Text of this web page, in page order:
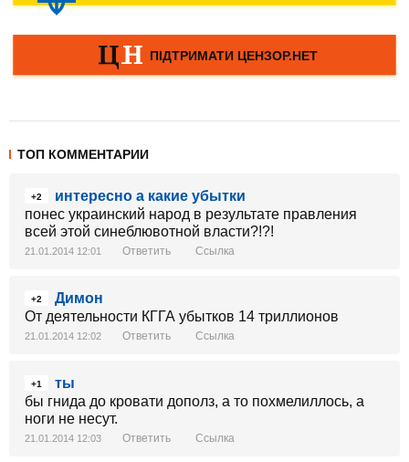
ТОП КОММЕНТАРИИ
+2
интересно а какие убытки
понес украинский народ в результате правления
всей этой синеблювотной власти?!?!
21.01.2014 12:01 Ответить Ссылка
+2
Димон
От деятельности КГГА убытков 14 триллионов
21.01.2014 12:02 Ответить Ссылка
+1
ты
бы гнида до кровати дополз, а то похмелиллось, а
ноги не несут.
21.01.2014 12:03 Ответить Ссылка